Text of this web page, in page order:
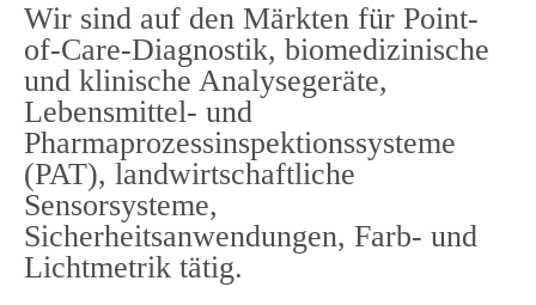
Wir sind auf den Märkten für Point-
of-Care-Diagnostik, biomedizinische
und klinische Analysegeräte,
Lebensmittel- und
Pharmaprozessinspektionssysteme
(PAT), landwirtschaftliche
Sensorsysteme,
Sicherheitsanwendungen, Farb- und
Lichtmetrik tätig.